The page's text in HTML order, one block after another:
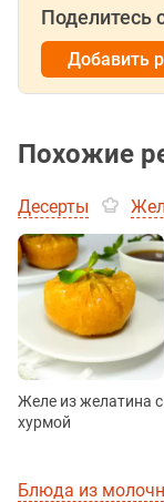
Поделитесь
Добавить
Похожие
Десерты
Желе из желатина с
хурмой
Блюда из